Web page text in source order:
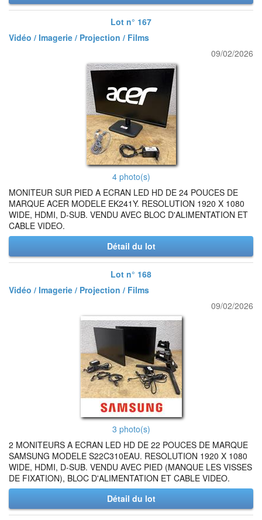
Lot n° 167
Vidéo / Imagerie / Projection / Films
09/02/2026
4 photo(s)
MONITEUR SUR PIED A ECRAN LED HD DE 24 POUCES DE
MARQUE ACER MODELE EK241Y. RESOLUTION 1920 X 1080
WIDE, HDMI, D-SUB. VENDU AVEC BLOC D'ALIMENTATION ET
CABLE VIDEO.
Détail du lot
Lot n° 168
Vidéo / Imagerie / Projection / Films
09/02/2026
3 photo(s)
2 MONITEURS A ECRAN LED HD DE 22 POUCES DE MARQUE
SAMSUNG MODELE S22C310EAU. RESOLUTION 1920 X 1080
WIDE, HDMI, D-SUB. VENDU AVEC PIED (MANQUE LES VISSES
DE FIXATION), BLOC D'ALIMENTATION ET CABLE VIDEO.
Détail du lot